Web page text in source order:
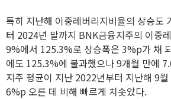
특히 지난해 이중레버리지비율의 상승도
터 2024년 말까지 BNK금융지주의 이중
9%에서 125.3%로 상승폭은 3%p가 채
에도 125.3%에 불과했으나 9개월 만에
지주 평균이 지난 2022년부터 지난해 9
6%p 오른 데 비해 빠르게 치솟았다.